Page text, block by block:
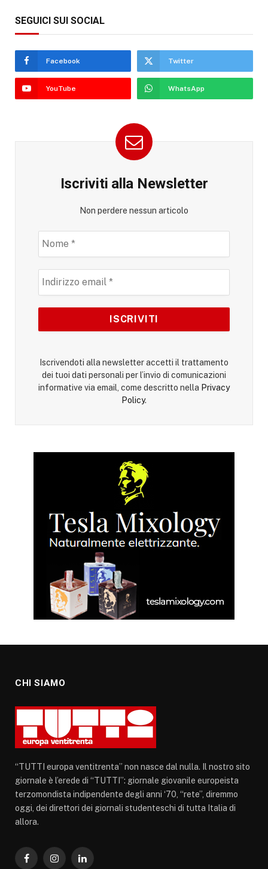
SEGUICI SUI SOCIAL
Facebook Twitter
YouTube WhatsApp
Iscriviti alla Newsletter
Non perdere nessun articolo
Iscrivendoti alla newsletter accetti il trattamento
dei tuoi dati personali per l’invio di comunicazioni
informative via email, come descritto nella Privacy
Policy.
CHI SIAMO
“TUTTI europa ventitrenta” non nasce dal nulla. Il nostro sito
giornale è l’erede di “TUTTI”: giornale giovanile europeista
terzomondista indipendente degli anni ‘70, “rete”, diremmo
oggi, dei direttori dei giornali studenteschi di tutta Italia di
allora.
FacebookInstagramLinkedIn